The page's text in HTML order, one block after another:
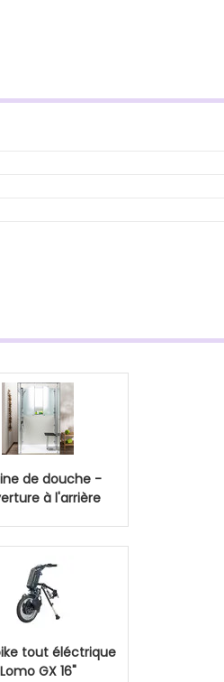
de douche -
à l'arrière
tout éléctrique
Lomo GX 16"